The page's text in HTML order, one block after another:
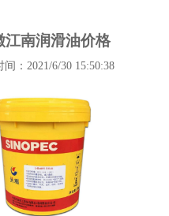
江南润滑油价格
间：2021/6/30 15:50:38